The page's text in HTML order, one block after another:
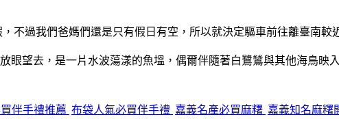
不過我們爸媽們還是只有假日有空，所以就決定驅車前往離臺南較
眼望去，是一片水波蕩漾的魚塭，偶爾伴隨著白鷺鷥與其他海鳥映
伴手禮推薦 布袋人氣必買伴手禮 嘉義名產必買麻糬 嘉義知名麻糬